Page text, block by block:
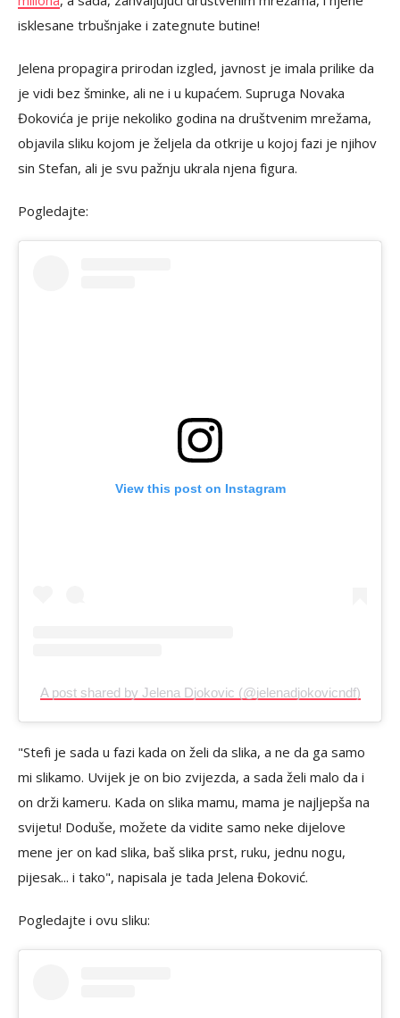
isklesane trbušnjake i zategnute butine!
Jelena propagira prirodan izgled, javnost je imala prilike da
je vidi bez šminke, ali ne i u kupaćem. Supruga Novaka
Đokovića je prije nekoliko godina na društvenim mrežama,
objavila sliku kojom je željela da otkrije u kojoj fazi je njihov
sin Stefan, ali je svu pažnju ukrala njena figura.
Pogledajte:
View this post on Instagram
A post shared by Jelena Djokovic (@jelenadjokovicndf)
"Stefi je sada u fazi kada on želi da slika, a ne da ga samo
mi slikamo. Uvijek je on bio zvijezda, a sada želi malo da i
on drži kameru. Kada on slika mamu, mama je najljepša na
svijetu! Doduše, možete da vidite samo neke dijelove
mene jer on kad slika, baš slika prst, ruku, jednu nogu,
pijesak... i tako", napisala je tada Jelena Đoković.
Pogledajte i ovu sliku: